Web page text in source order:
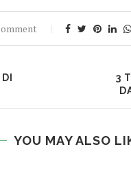
3
YOU MAY ALSO